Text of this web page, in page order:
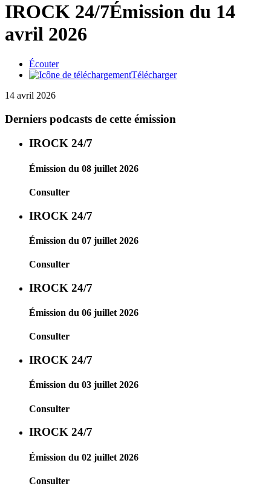
IROCK 24/7Émission du 14
avril 2026
Écouter
Télécharger
14 avril 2026
Derniers podcasts de cette émission
IROCK 24/7
Émission du 08 juillet 2026
Consulter
IROCK 24/7
Émission du 07 juillet 2026
Consulter
IROCK 24/7
Émission du 06 juillet 2026
Consulter
IROCK 24/7
Émission du 03 juillet 2026
Consulter
IROCK 24/7
Émission du 02 juillet 2026
Consulter